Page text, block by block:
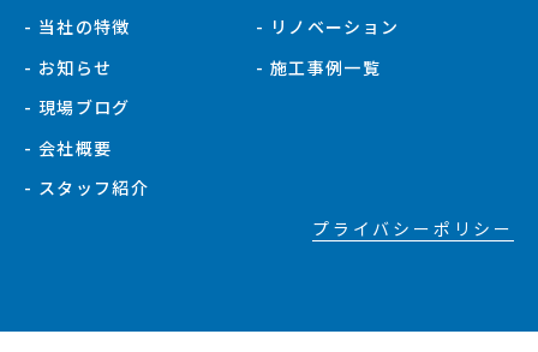
- 当社の特徴
- お知らせ
- 現場ブログ
- 会社概要
- スタッフ紹介
- リノベーション
- 施工事例一覧
プライバシーポリシー